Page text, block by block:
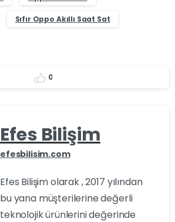
Sıfır Oppo Akıllı Saat Sat
0
Efes Bilişim
efesbilisim.com
Efes Bilişim olarak , 2017 yılından
bu yana müşterilerine değerli
teknolojik ürünlerini değerinde